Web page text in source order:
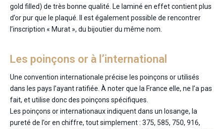
gold filled) de très bonne qualité. Le laminé en effet contient plus
d’or pur que le plaqué. Il est également possible de rencontrer
l’inscription « Murat », du bijoutier du même nom.
Les poinçons or à l’international
Une convention internationale précise les poinçons or utilisés
dans les pays l’ayant ratifiée. À noter que la France elle, ne l’a pas
fait, et utilise donc des poinçons spécifiques.
Les poinçons or internationaux indiquent dans un losange, la
pureté de l’or en chiffre, tout simplement : 375, 585, 750, 916,